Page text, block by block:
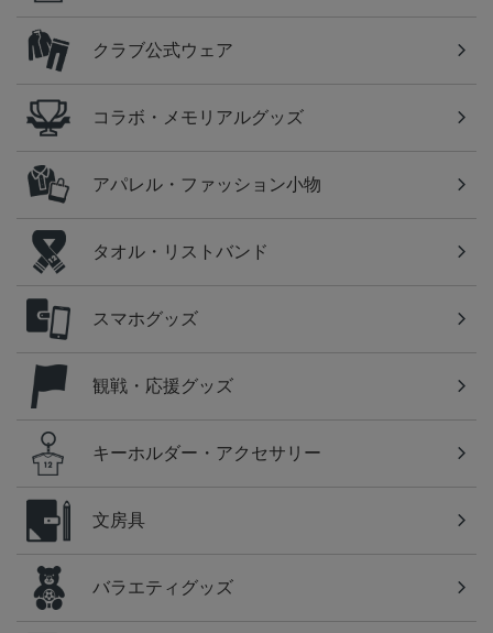
クラブ公式ウェア
コラボ・メモリアルグッズ
アパレル・ファッション小物
タオル・リストバンド
スマホグッズ
観戦・応援グッズ
キーホルダー・アクセサリー
文房具
バラエティグッズ